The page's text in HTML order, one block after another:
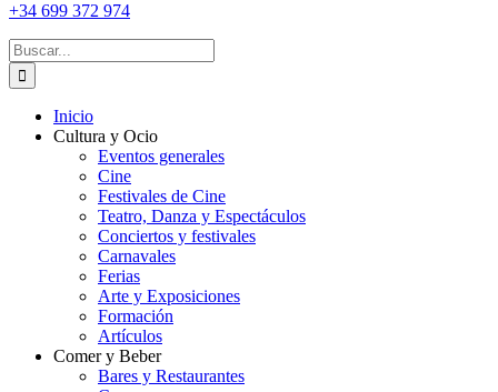
+34 699 372 974
Buscar:
Inicio
Cultura y Ocio
Eventos generales
Cine
Festivales de Cine
Teatro, Danza y Espectáculos
Conciertos y festivales
Carnavales
Ferias
Arte y Exposiciones
Formación
Artículos
Comer y Beber
Bares y Restaurantes